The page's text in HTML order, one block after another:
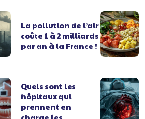
La pollution de l’air
coûte 1 à 2 milliards
par an à la France !
Quels sont les
hôpitaux qui
prennent en
charge les